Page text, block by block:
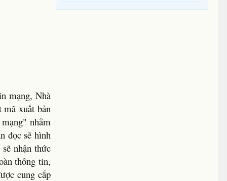
mạng, Nhà
mã xuất bản
nhằm
đọc sẽ hình
nhận thức
thông tin,
cung cấp